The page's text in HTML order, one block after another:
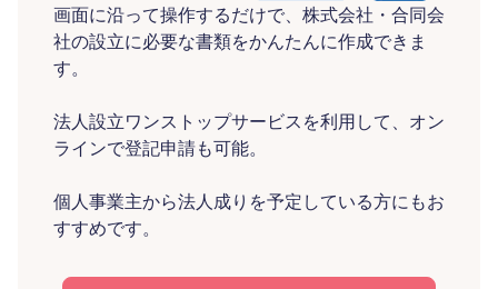
画面に沿って操作するだけで、株式会社・合同会
社の設立に必要な書類をかんたんに作成できま
す。
法人設立ワンストップサービスを利用して、オン
ラインで登記申請も可能。
個人事業主から法人成りを予定している方にもお
すすめです。